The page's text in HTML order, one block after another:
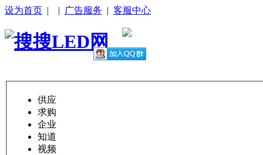
设为首页 | | 广告服务 | 客服中心
供应
求购
企业
知道
视频